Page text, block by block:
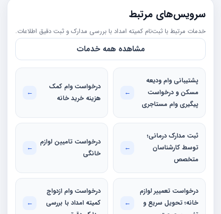
سرویس‌های مرتبط
خدمات مرتبط با ثبت‌نام کمیته امداد با بررسی مدارک و ثبت دقیق اطلاعات.
مشاهده همه خدمات
پشتیبانی وام ودیعه
مسکن و درخواست
پیگیری وام مستاجری
←
درخواست وام کمک
هزینه خرید خانه
←
ثبت مدارک درمانی؛
توسط کارشناسان
متخصص
←
درخواست تامیین لوازم
خانگی
←
درخواست تعمییر لوازم
خانه؛ تحویل سریع و
←
درخواست وام ازدواج
کمیته امداد با بررسی
←